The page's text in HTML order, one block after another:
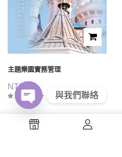
主題樂園實務管理
NT$ 480
與我們聯絡
chaty